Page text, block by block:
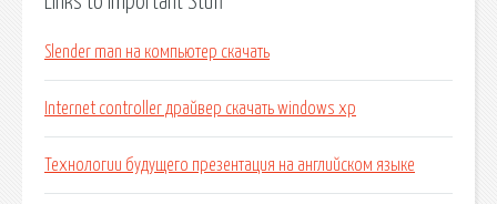
Slender man на компьютер скачать
Internet controller драйвер скачать windows xp
Технологии будущего презентация на английском языке